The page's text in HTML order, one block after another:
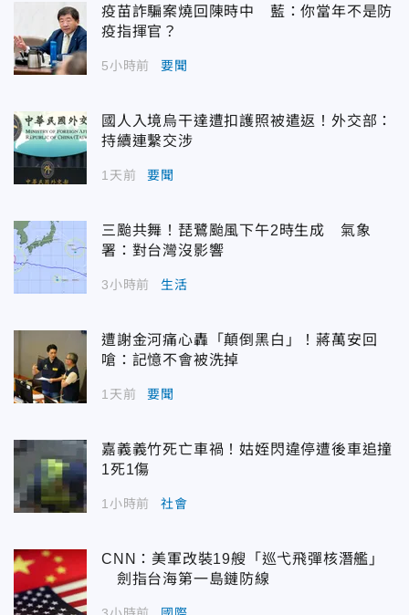
疫苗詐騙案燒回陳時中 藍：你當年不是防
疫指揮官？
5小時前 要聞
國人入境烏干達遭扣護照被遣返！外交部：
持續連繫交涉
1天前 要聞
三颱共舞！琵鷺颱風下午2時生成 氣象
署：對台灣沒影響
3小時前 生活
遭謝金河痛心轟「顛倒黑白」！蔣萬安回
嗆：記憶不會被洗掉
1天前 要聞
嘉義義竹死亡車禍！姑姪閃違停遭後車追撞
1死1傷
1小時前 社會
CNN：美軍改裝19艘「巡弋飛彈核潛艦」
劍指台海第一島鏈防線